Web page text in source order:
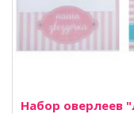
Набор оверлеев